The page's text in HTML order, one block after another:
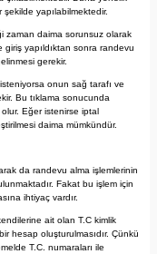
yapılabilmektedir.
zaman daima sorunsuz olarak
yapıldıktan sonra randevu
gerekir.
onun sağ tarafı ve
Bu tıklama sonucunda
Eğer istenirse iptal
daima mümkündür.
da randevu alma işlemlerinin
Fakat bu işlem için
ihtiyaç vardır.
ait olan T.C kimlik
hesap oluşturulmasıdır. Çünkü
T.C. numaraları ile